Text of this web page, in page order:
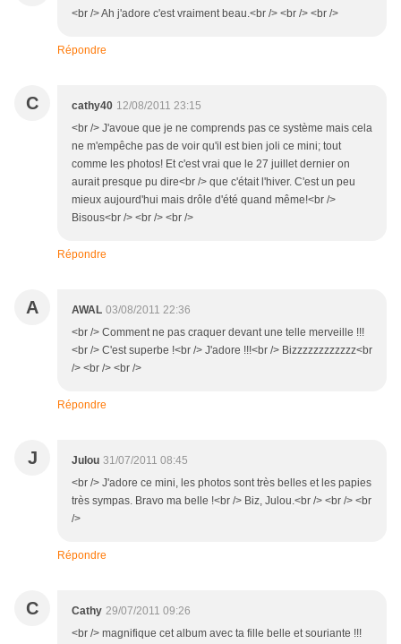
<br /> Ah j'adore c'est vraiment beau.<br /> <br /> <br />
Répondre
C cathy40 12/08/2011 23:15
<br /> J'avoue que je ne comprends pas ce système mais cela
ne m'empêche pas de voir qu'il est bien joli ce mini; tout
comme les photos! Et c'est vrai que le 27 juillet dernier on
aurait presque pu dire<br /> que c'était l'hiver. C'est un peu
mieux aujourd'hui mais drôle d'été quand même!<br />
Bisous<br /> <br /> <br />
Répondre
A AWAL 03/08/2011 22:36
<br /> Comment ne pas craquer devant une telle merveille !!!
<br /> C'est superbe !<br /> J'adore !!!<br /> Bizzzzzzzzzzzz<br
/> <br /> <br />
Répondre
J Julou 31/07/2011 08:45
<br /> J'adore ce mini, les photos sont très belles et les papies
très sympas. Bravo ma belle !<br /> Biz, Julou.<br /> <br /> <br
/>
Répondre
C Cathy 29/07/2011 09:26
<br /> magnifique cet album avec ta fille belle et souriante !!!